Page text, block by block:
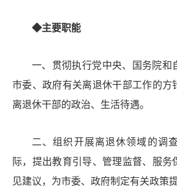
◆主要职能
一、 贯彻执行党中央、国务院和
市委、政府有关离退休干部工作的方
离退休干部的政治、生活待遇。
二、组织开展离退休领域的调
际，提出教育引导、管理监督、服务
见建议，为市委、政府制定有关政策